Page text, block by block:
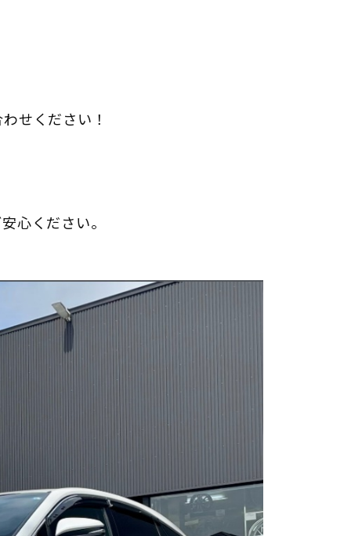
せください！
心ください。